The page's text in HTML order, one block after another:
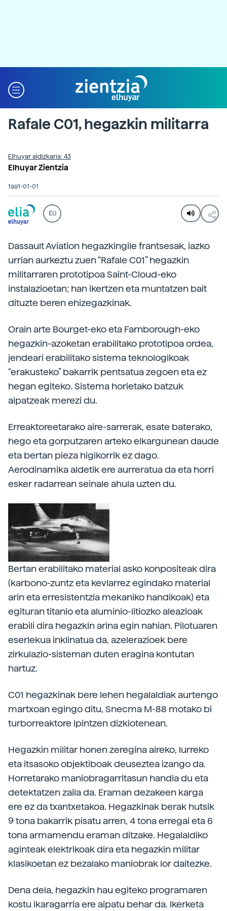
Rafale C01, hegazkin militarra
Elhuyar aldizkaria: 43
Elhuyar Zientzia
1991-01-01
EU
Dassault Aviation hegazkingile frantsesak, iazko
urrian aurkeztu zuen “Rafale C01” hegazkin
militarraren prototipoa Saint-Cloud-eko
instalazioetan; han ikertzen eta muntatzen bait
dituzte beren ehizegazkinak.
Orain arte Bourget-eko eta Farnborough-eko
hegazkin-azoketan erabilitako prototipoa ordea,
jendeari erabilitako sistema teknologikoak
“erakusteko” bakarrik pentsatua zegoen eta ez
hegan egiteko. Sistema horietako batzuk
aipatzeak merezi du.
Erreaktoreetarako aire-sarrerak, esate baterako,
hego eta gorputzaren arteko elkargunean daude
eta bertan pieza higikorrik ez dago.
Aerodinamika aldetik ere aurreratua da eta horri
esker radarrean seinale ahula uzten du.
Bertan erabilitako material asko konpositeak dira
(karbono-zuntz eta kevlarrez egindako material
arin eta erresistentzia mekaniko handikoak) eta
egituran titanio eta aluminio-litiozko aleazioak
erabili dira hegazkin arina egin nahian. Pilotuaren
eserlekua inklinatua da, azelerazioek bere
zirkulazio-sisteman duten eragina kontutan
hartuz.
C01 hegazkinak bere lehen hegalaldiak aurtengo
martxoan egingo ditu, Snecma M-88 motako bi
turborreaktore ipintzen dizkiotenean.
Hegazkin militar honen zeregina aireko, lurreko
eta itsasoko objektiboak deuseztea izango da.
Horretarako maniobragarritasun handia du eta
detektatzen zaila da. Eraman dezakeen karga
ere ez da txantxetakoa. Hegazkinak berak hutsik
9 tona bakarrik pisatu arren, 4 tona erregai eta 6
tona armamendu eraman ditzake. Hegalaldiko
aginteak elektrikoak dira eta hegazkin militar
klasikoetan ez bezalako maniobrak lor daitezke.
Dena dela, hegazkin hau egiteko programaren
kostu ikaragarria ere aipatu behar da. Ikerketa